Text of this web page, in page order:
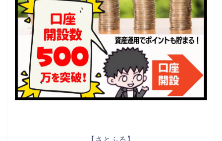
【さとふる】